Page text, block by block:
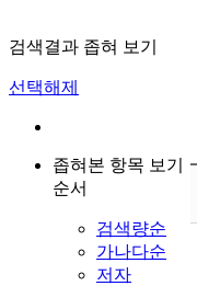
검색결과 좁혀 보기
선택해제
좁혀본 항목 보기
순서
검색량순
가나다순
저자